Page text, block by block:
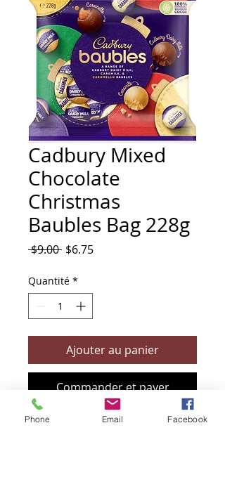
Cadbury Mixed
Chocolate
Christmas
Baubles Bag 228g
$9.00 Prix
$6.75Prix
Quantité *
Ajouter au panier
Commander et payer
Phone Email Facebook